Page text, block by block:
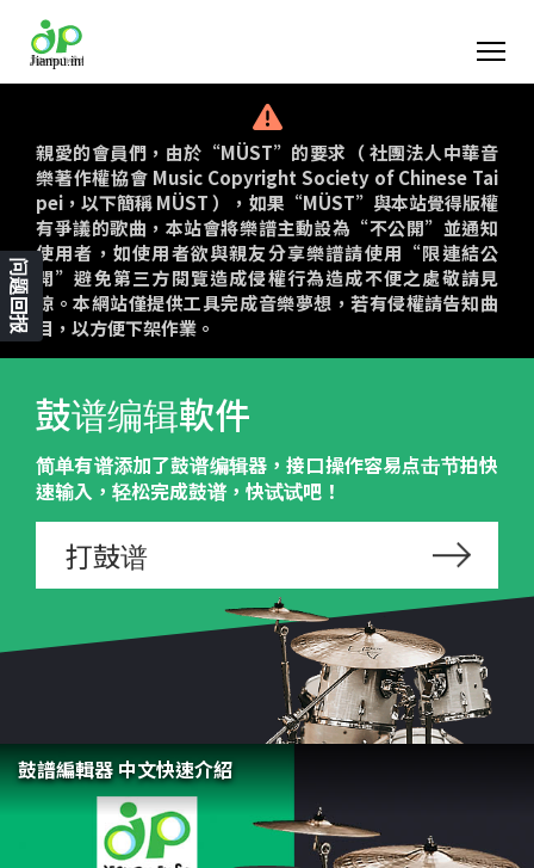
親愛的會員們，由於“MÜST”的要求（ 社團法人中華音
樂著作權協會 Music Copyright Society of Chinese Tai
pei，以下簡稱 MÜST ），如果“MÜST”與本站覺得版權
有爭議的歌曲，本站會將樂譜主動設為“不公開”並通知
使用者，如使用者欲與親友分享樂譜請使用“限連結公
開”避免第三方閱覽造成侵權行為造成不便之處敬請見
諒。本網站僅提供工具完成音樂夢想，若有侵權請告知曲
目，以方便下架作業。
鼓谱编辑軟件
简单有谱添加了鼓谱编辑器，接口操作容易点击节拍快
速输入，轻松完成鼓谱，快试试吧！
打鼓谱
鼓譜編輯器 中文快速介紹
问题回报